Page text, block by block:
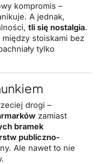
kompromis –
A jednak,
tli się nostalgia.
między stoiskami bez
tylko
drogi –
zamiast
bramek
publiczno-
Ale nawet to nie